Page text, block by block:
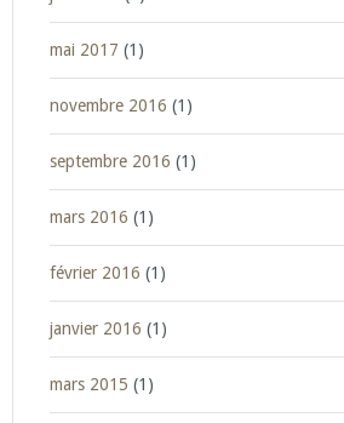
mai 2017 (1)
novembre 2016 (1)
septembre 2016 (1)
mars 2016 (1)
février 2016 (1)
janvier 2016 (1)
mars 2015 (1)